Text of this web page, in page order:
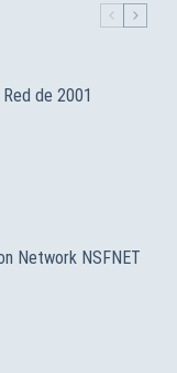
de 2001
Network NSFNET